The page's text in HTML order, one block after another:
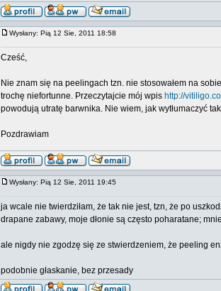
Wysłany: Pią 12 Sie, 2011 18:58
Cześć,
Nie znam się na peelingach tzn. nie stosowałem na
trochę niefortunne. Przeczytajcie mój wpis http://
powodują utratę barwnika. Nie wiem, jak wytłumaczyć
Pozdrawiam
Wysłany: Pią 12 Sie, 2011 19:45
ja wcale nie twierdziłam, że tak nie jest, tzn, że po
drapane zabawy, moje dłonie są często poharatane;
ale nigdy nie zgodzę się ze stwierdzeniem, że peeling
podobnie głaskanie, bez przesady